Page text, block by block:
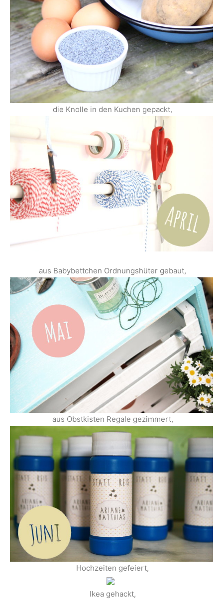
die Knolle in den Kuchen gepackt,
aus Babybettchen Ordnungshüter gebaut,
aus Obstkisten Regale gezimmert,
Hochzeiten gefeiert,
Ikea gehackt,